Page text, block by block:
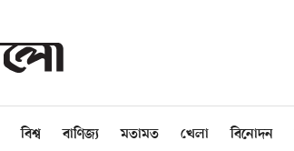
বিশ্ব বাণিজ্য মতামত খেলা বিনোদন